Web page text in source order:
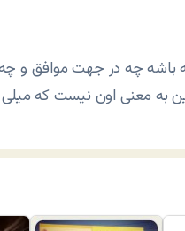
باشه چه در جهت موافق و